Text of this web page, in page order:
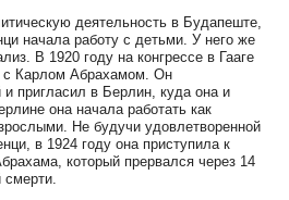
деятельность в Будапеште,
начала работу с детьми. У него же
В 1920 году на конгрессе в Гааге
с Карлом Абрахамом. Он
и пригласил в Берлин, куда она и
она начала работать как
Не будучи удовлетворенной
в 1924 году она приступила к
который прервался через 14
смерти.